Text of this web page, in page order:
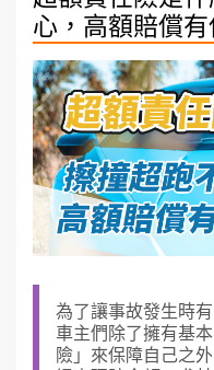
心，高額賠償有
為了讓事故發生時
車主們除了擁有基
險」來保障自己之